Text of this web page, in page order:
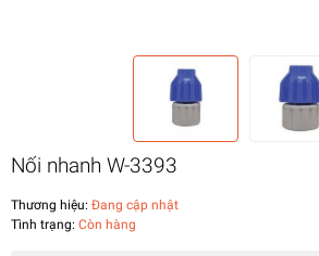
Nối nhanh W-3393
Thương hiệu: Đang cập nhật
Tình trạng: Còn hàng